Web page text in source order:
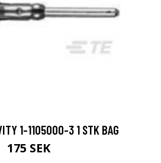
1-1105000-3 1 STK BAG
175 SEK